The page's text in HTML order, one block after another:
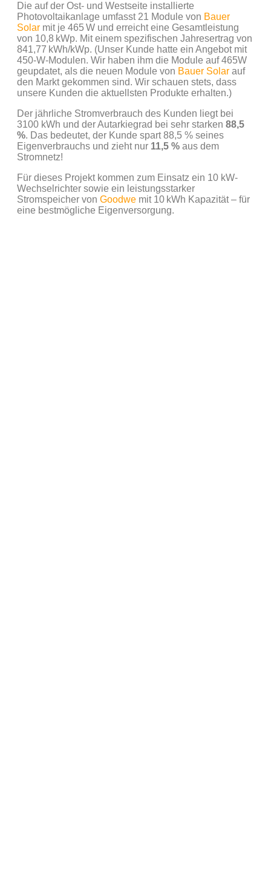
Die auf der Ost- und Westseite installierte
Photovoltaikanlage umfasst 21 Module von Bauer
Solar mit je 465 W und erreicht eine Gesamtleistung
von 10,8 kWp. Mit einem spezifischen Jahresertrag von
841,77 kWh/kWp. (Unser Kunde hatte ein Angebot mit
450-W-Modulen. Wir haben ihm die Module auf 465W
geupdatet, als die neuen Module von Bauer Solar auf
den Markt gekommen sind. Wir schauen stets, dass
unsere Kunden die aktuellsten Produkte erhalten.)
Der jährliche Stromverbrauch des Kunden liegt bei
3100 kWh und der Autarkiegrad bei sehr starken 88,5
%. Das bedeutet, der Kunde spart 88,5 % seines
Eigenverbrauchs und zieht nur 11,5 % aus dem
Stromnetz!
Für dieses Projekt kommen zum Einsatz ein 10 kW-
Wechselrichter sowie ein leistungsstarker
Stromspeicher von Goodwe mit 10 kWh Kapazität – für
eine bestmögliche Eigenversorgung.